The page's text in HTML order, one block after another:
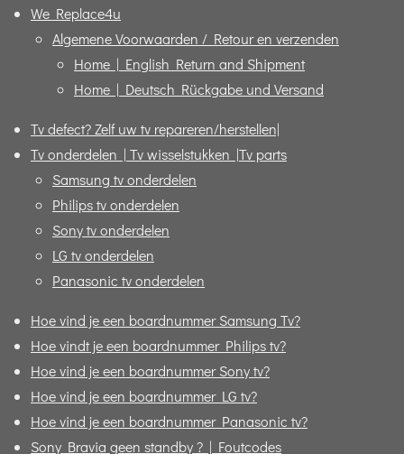
We Replace4u
Algemene Voorwaarden / Retour en verzenden
Home | English Return and Shipment
Home | Deutsch Rückgabe und Versand
Tv defect? Zelf uw tv repareren/herstellen|
Tv onderdelen | Tv wisselstukken |Tv parts
Samsung tv onderdelen
Philips tv onderdelen
Sony tv onderdelen
LG tv onderdelen
Panasonic tv onderdelen
Hoe vind je een boardnummer Samsung Tv?
Hoe vindt je een boardnummer Philips tv?
Hoe vind je een boardnummer Sony tv?
Hoe vind je een boardnummer LG tv?
Hoe vind je een boardnummer Panasonic tv?
Sony Bravia geen standby ? | Foutcodes